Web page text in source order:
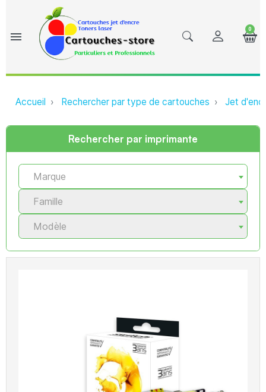
menu
0
Accueil Rechercher par type de cartouches Jet
Rechercher par imprimante
Marque
Famille
Modèle